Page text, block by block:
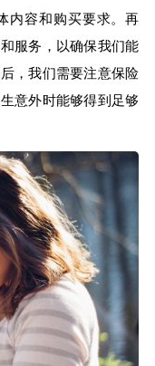
内容和购买要求。再
服务，以确保我们能
，我们需要注意保险
意外时能够得到足够